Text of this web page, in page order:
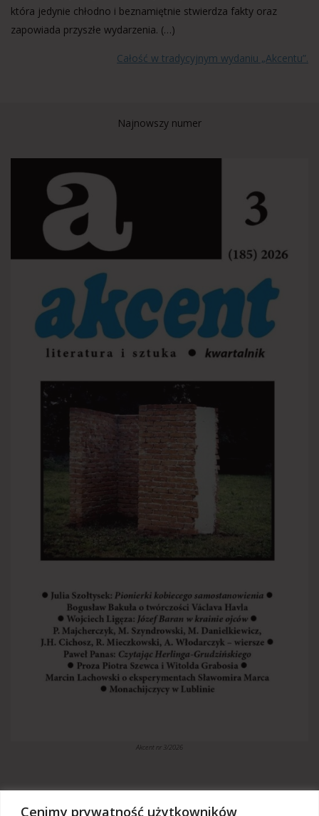
Cenimy prywatność użytkowników
która jedynie chłodno i beznamiętnie stwierdza fakty oraz
zapowiada przyszłe wydarzenia. (…)
Całość w tradycyjnym wydaniu „Akcentu”.
Najnowszy numer
Akcent nr 3/2026